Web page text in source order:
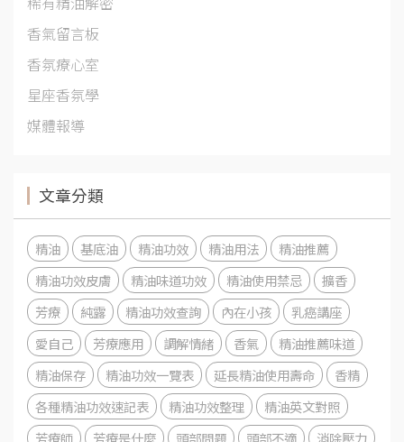
香氣留言板
香氛療心室
星座香氛學
媒體報導
文章分類
精油 基底油 精油功效 精油用法
精油推薦
精油功效皮膚
精油味道功效 精油使用禁忌
擴香
芳療
純露 精油功效查詢 內在小孩
乳癌講座
愛自己
芳療應用 調解情緒 香氣
精油推薦味道
精油保存
精油功效一覽表 延長精油使用壽命
香精
各種精油功效速記表
精油功效整理
精油英文對照
芳療師
芳療是什麼 頭部問題 頭部不適
消除壓力